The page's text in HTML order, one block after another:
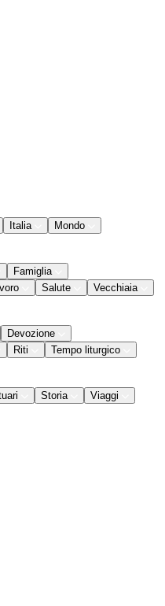
Italia
Mondo
Famiglia
Salute
Vecchiaia
Devozione
Riti
Tempo liturgico
Storia Viaggi